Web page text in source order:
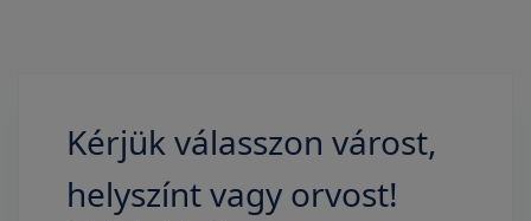
Kérjük válasszon várost,
helyszínt vagy orvost!